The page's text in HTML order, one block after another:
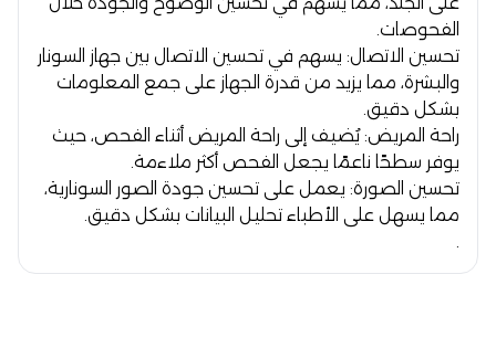
الفحوصات.
تحسين الاتصال: يسهم في تحسين الاتصال بين جهاز السونار
والبشرة، مما يزيد من قدرة الجهاز على جمع المعلومات
بشكل دقيق.
راحة المريض:يُضيف إلى راحة المريض أثناء الفحص، حيث
يوفر سطحًا ناعمًا يجعل الفحص أكثر ملاءمة.
تحسين الصورة: يعمل على تحسين جودة الصور السونارية،
مما يسهل على الأطباء تحليل البيانات بشكل دقيق.
.